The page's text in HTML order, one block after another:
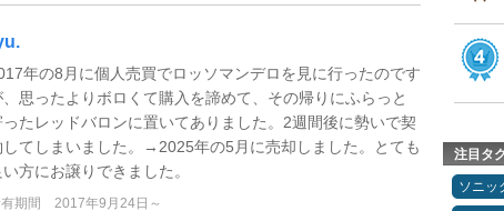
年の8月に個人売買でロッソマンデロを見に行ったのです
、思ったよりボロくて購入を諦めて、その帰りにふらっと
ったレッドバロンに置いてありました。2週間後に勢いで契
してしまいました。→2025年の5月に売却しました。とても
方にお譲りできました。
期間
2017年9月24日～
注目タ
ソニッ